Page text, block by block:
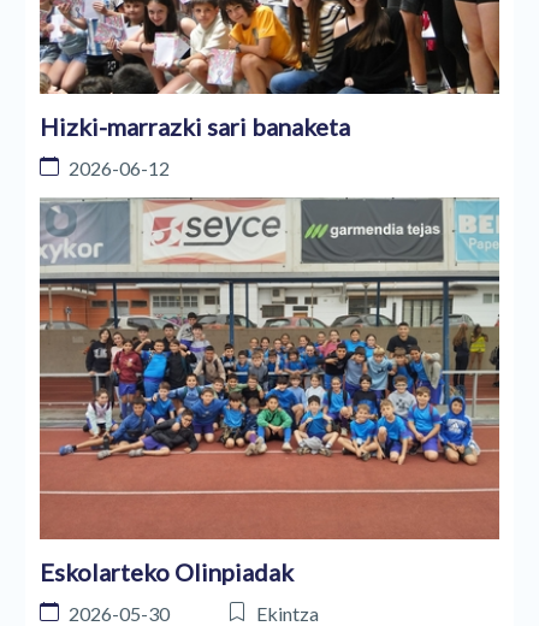
Hizki-marrazki sari banaketa
2026-06-12
Eskolarteko Olinpiadak
2026-05-30 Ekintza